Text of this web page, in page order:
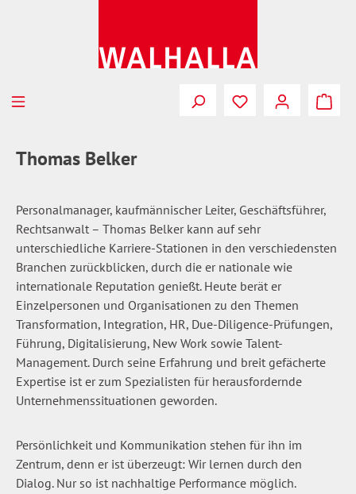
Du hast 0
Thomas Belker
Personalmanager, kaufmännischer Leiter, Geschäftsführer,
Rechtsanwalt – Thomas Belker kann auf sehr
unterschiedliche Karriere-Stationen in den verschiedensten
Branchen zurückblicken, durch die er nationale wie
internationale Reputation genießt. Heute berät er
Einzelpersonen und Organisationen zu den Themen
Transformation, Integration, HR, Due-Diligence-Prüfungen,
Führung, Digitalisierung, New Work sowie Talent-
Management. Durch seine Erfahrung und breit gefächerte
Expertise ist er zum Spezialisten für herausfordernde
Unternehmenssituationen geworden.
Persönlichkeit und Kommunikation stehen für ihn im
Zentrum, denn er ist überzeugt: Wir lernen durch den
Dialog. Nur so ist nachhaltige Performance möglich.